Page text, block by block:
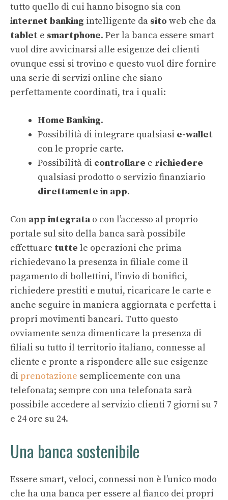
tutto quello di cui hanno bisogno sia con
internet banking intelligente da sito web che da
tablet e smartphone. Per la banca essere smart
vuol dire avvicinarsi alle esigenze dei clienti
ovunque essi si trovino e questo vuol dire fornire
una serie di servizi online che siano
perfettamente coordinati, tra i quali:
Home Banking.
Possibilità di integrare qualsiasi e-wallet
con le proprie carte.
Possibilità di controllare e richiedere
qualsiasi prodotto o servizio finanziario
direttamente in app.
Con app integrata o con l’accesso al proprio
portale sul sito della banca sarà possibile
effettuare tutte le operazioni che prima
richiedevano la presenza in filiale come il
pagamento di bollettini, l’invio di bonifici,
richiedere prestiti e mutui, ricaricare le carte e
anche seguire in maniera aggiornata e perfetta i
propri movimenti bancari. Tutto questo
ovviamente senza dimenticare la presenza di
filiali su tutto il territorio italiano, connesse al
cliente e pronte a rispondere alle sue esigenze
di prenotazione semplicemente con una
telefonata; sempre con una telefonata sarà
possibile accedere al servizio clienti 7 giorni su 7
e 24 ore su 24.
Una banca sostenibile
Essere smart, veloci, connessi non è l’unico modo
che ha una banca per essere al fianco dei propri